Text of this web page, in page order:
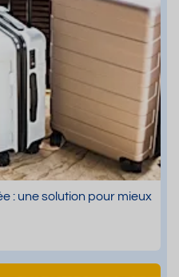
: une solution pour mieux